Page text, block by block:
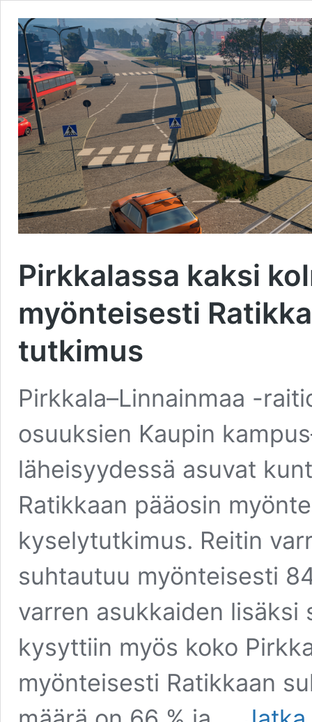
Pirkkalassa kaksi
myönteisesti
tutkimus
Pirkkala–Linnainmaa -
osuuksien Kaupin
läheisyydessä asuvat
Ratikkaan pääosin
kyselytutkimus. Reitin
suhtautuu myönteisesti
varren asukkaiden lisäksi
kysyttiin myös koko
myönteisesti Ratikkaan